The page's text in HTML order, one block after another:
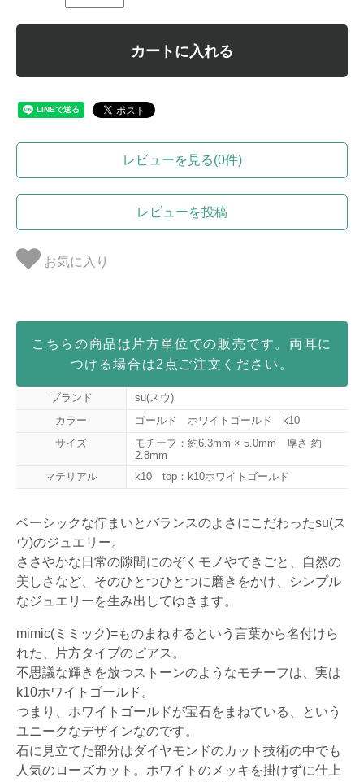
カートに入れる
レビューを見る(0件)
レビューを投稿
お気に入り
こちらの商品は片方単位での販売です。両耳に
つける場合は2点ご注文ください。
ブランド
su(スウ)
カラー
ゴールド ホワイトゴールド k10
サイズ
モチーフ：約6.3mm × 5.0mm 厚さ 約
2.8mm
マテリアル
k10 top：k10ホワイトゴールド
ベーシックな佇まいとバランスのよさにこだわったsu(ス
ウ)のジュエリー。
ささやかな日常の隙間にのぞくモノやできごと、自然の
美しさなど、そのひとつひとつに磨きをかけ、シンプル
なジュエリーを生み出してゆきます。
mimic(ミミック)=ものまねするという言葉から名付けら
れた、片方タイプのピアス。
不思議な輝きを放つストーンのようなモチーフは、実は
k10ホワイトゴールド。
つまり、ホワイトゴールドが宝石をまねている、という
ユニークなデザインなのです。
石に見立てた部分はダイヤモンドのカット技術の中でも
人気のローズカット。ホワイトのメッキを掛けずに仕上